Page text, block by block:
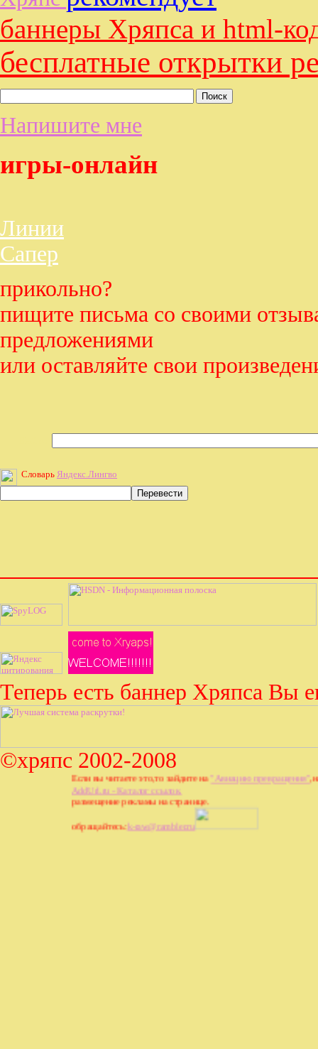
баннеры Хряпса и html-
бесплатные открытки
Напишите мне
игры-онлайн
Линии
Сапер
прикольно?
пищите письма со своими
предложениями
или оставляйте свои
Словарь Яндекс.Лингво
Теперь есть баннер Хряпса Вы
©хряпс 2002-2008
Если вы читаете это,то зайдите на"Авиацию превращения"
AddUrl.ru - Каталог ссылок.
размещение рекламы на странице.
обращайтесь:k-raw@rambler.ru